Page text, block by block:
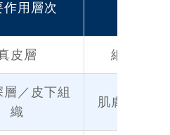
作用層次
皮層 細紋、膚
／皮下組
織
肌膚緊實、